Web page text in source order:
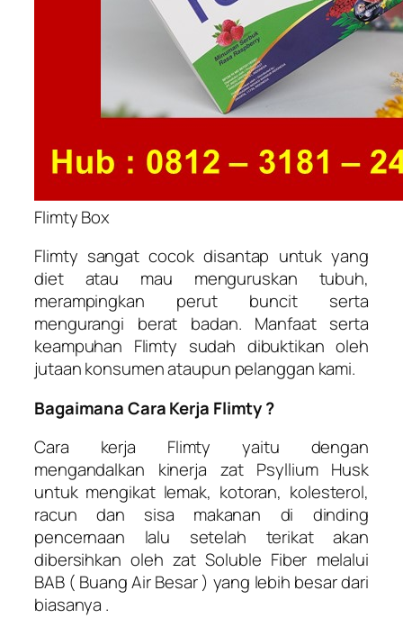
Flimty Box
Flimty sangat cocok disantap untuk yang
diet atau mau menguruskan tubuh,
merampingkan perut buncit serta
mengurangi berat badan. Manfaat serta
keampuhan Flimty sudah dibuktikan oleh
jutaan konsumen ataupun pelanggan kami.
Bagaimana Cara Kerja Flimty ?
Cara kerja Flimty yaitu dengan
mengandalkan kinerja zat Psyllium Husk
untuk mengikat lemak, kotoran, kolesterol,
racun dan sisa makanan di dinding
pencernaan lalu setelah terikat akan
dibersihkan oleh zat Soluble Fiber melalui
BAB ( Buang Air Besar ) yang lebih besar dari
biasanya .